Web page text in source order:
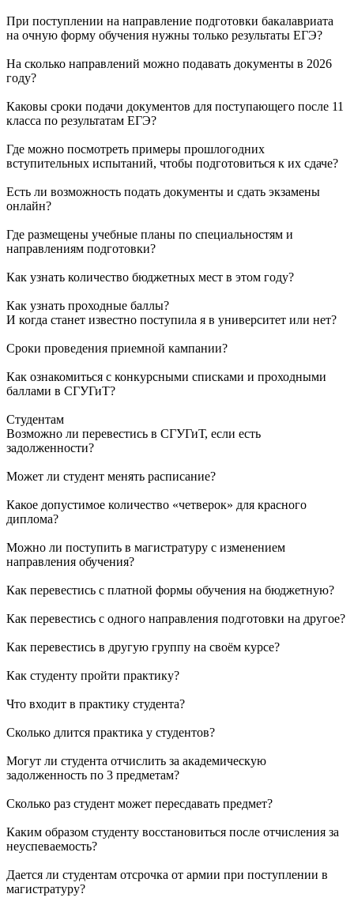
При поступлении на направление подготовки бакалавриата
на очную форму обучения нужны только результаты ЕГЭ?
На сколько направлений можно подавать документы в 2026
году?
Каковы сроки подачи документов для поступающего после 11
класса по результатам ЕГЭ?
Где можно посмотреть примеры прошлогодних
вступительных испытаний, чтобы подготовиться к их сдаче?
Есть ли возможность подать документы и сдать экзамены
онлайн?
Где размещены учебные планы по специальностям и
направлениям подготовки?
Как узнать количество бюджетных мест в этом году?
Как узнать проходные баллы?
И когда станет известно поступила я в университет или нет?
Сроки проведения приемной кампании?
Как ознакомиться с конкурсными списками и проходными
баллами в СГУГиТ?
Студентам
Возможно ли перевестись в СГУГиТ, если есть
задолженности?
Может ли студент менять расписание?
Какое допустимое количество «четверок» для красного
диплома?
Можно ли поступить в магистратуру с изменением
направления обучения?
Как перевестись с платной формы обучения на бюджетную?
Как перевестись с одного направления подготовки на другое?
Как перевестись в другую группу на своём курсе?
Как студенту пройти практику?
Что входит в практику студента?
Сколько длится практика у студентов?
Могут ли студента отчислить за академическую
задолженность по 3 предметам?
Сколько раз студент может пересдавать предмет?
Каким образом студенту восстановиться после отчисления за
неуспеваемость?
Дается ли студентам отсрочка от армии при поступлении в
магистратуру?